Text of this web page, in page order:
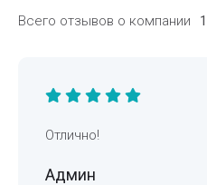
Всего отзывов о компании 1
Отлично!
Админ